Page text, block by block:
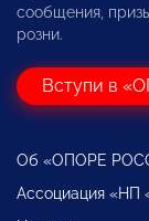
сообщения,
розни.
Вступи в
Об «ОПОРЕ
Ассоциация